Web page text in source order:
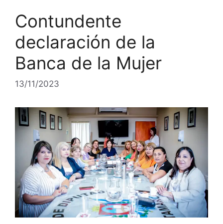
Contundente
declaración de la
Banca de la Mujer
13/11/2023